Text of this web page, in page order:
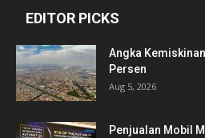
EDITOR PICKS
Angka
Persen
Aug 5, 2026
Penjualan Mobil